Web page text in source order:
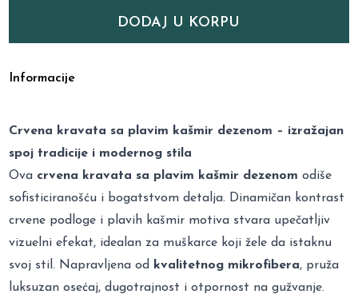
DODAJ U KORPU
Informacije
Crvena kravata sa plavim kašmir dezenom – izražajan
spoj tradicije i modernog stila
Ova crvena kravata sa plavim kašmir dezenom odiše
sofisticiranošću i bogatstvom detalja. Dinamičan kontrast
crvene podloge i plavih kašmir motiva stvara upečatljiv
vizuelni efekat, idealan za muškarce koji žele da istaknu
svoj stil. Napravljena od
kvalitetnog mikrofibera, pruža
luksuzan osećaj, dugotrajnost i otpornost na gužvanje.